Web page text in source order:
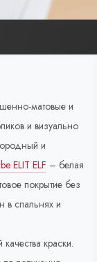
матовые и
и визуально
и
ELIT ELF – белая
покрытие без
в спальнях и
краски.